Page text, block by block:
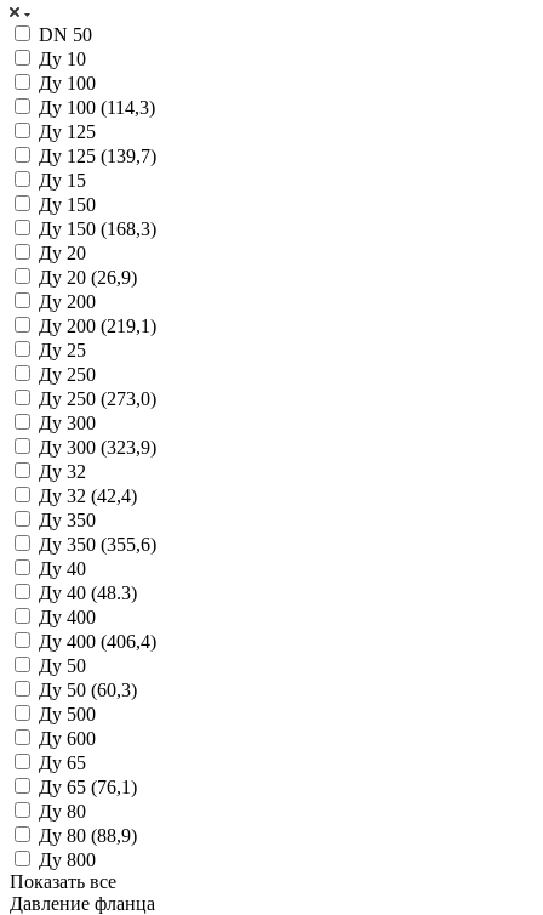
DN 50
Ду 10
Ду 100
Ду 100 (114,3)
Ду 125
Ду 125 (139,7)
Ду 15
Ду 150
Ду 150 (168,3)
Ду 20
Ду 20 (26,9)
Ду 200
Ду 200 (219,1)
Ду 25
Ду 250
Ду 250 (273,0)
Ду 300
Ду 300 (323,9)
Ду 32
Ду 32 (42,4)
Ду 350
Ду 350 (355,6)
Ду 40
Ду 40 (48.3)
Ду 400
Ду 400 (406,4)
Ду 50
Ду 50 (60,3)
Ду 500
Ду 600
Ду 65
Ду 65 (76,1)
Ду 80
Ду 80 (88,9)
Ду 800
Показать все
Давление фланца